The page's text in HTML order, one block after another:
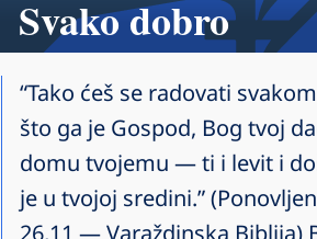
Svako dobro
“Tako ćeš se radovati
što ga je Gospod, Bog tvoj
domu tvojemu — ti i levit i
je u tvojoj sredini.”
26,11 — Varaždinska Biblija)